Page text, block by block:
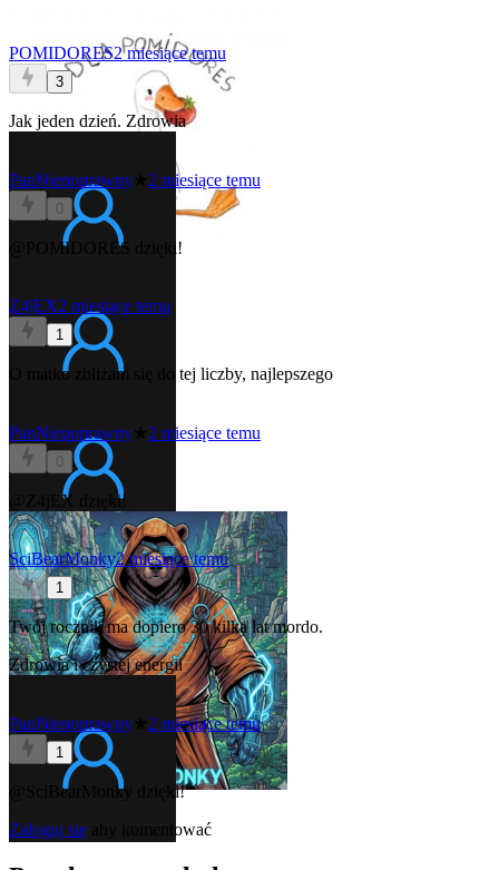
POMIDORES2 miesiące temu
3
Jak jeden dzień. Zdrowia
PanNiepoprawny 2 miesiące temu
0
@POMIDORES dzięki!
Z4jEX2 miesiące temu
1
O matko zbliżam się do tej liczby, najlepszego
PanNiepoprawny 2 miesiące temu
0
@Z4jEX dzięki!
SciBearMonky2 miesiące temu
1
Twój rocznik ma dopiero 30 kilka lat mordo.
Zdrowia i czystej energii
PanNiepoprawny 2 miesiące temu
1
@SciBearMonky
dzięki!
Zaloguj się aby komentować